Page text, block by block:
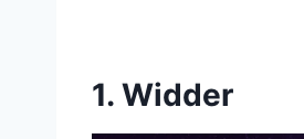
1. Widder